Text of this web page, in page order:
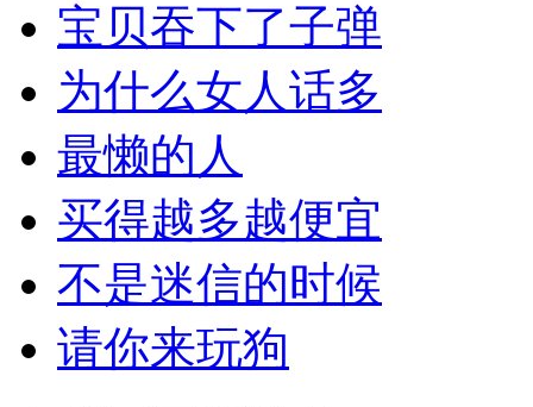
宝贝吞下了子弹
为什么女人话多
最懒的人
买得越多越便宜
不是迷信的时候
请你来玩狗